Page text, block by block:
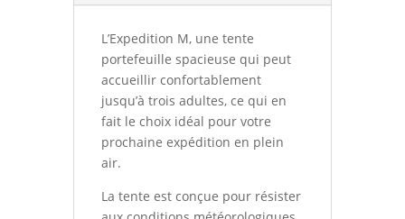
L’Expedition M, une tente
portefeuille spacieuse qui peut
accueillir confortablement
jusqu’à trois adultes, ce qui en
fait le choix idéal pour votre
prochaine expédition en plein
air.
La tente est conçue pour résister